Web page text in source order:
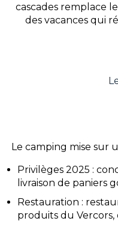
cascades remplace
des vacances qui
Les
Le camping mise sur
Privilèges 2025 :
livraison de paniers
Restauration :
produits du Vercors,